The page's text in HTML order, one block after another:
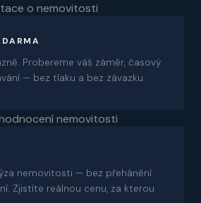
Probereme váš záměr, časový
— bez tlaku a bez závazku.
nemovitosti — bez přehánění
Zjistíte reálnou cenu, za kterou